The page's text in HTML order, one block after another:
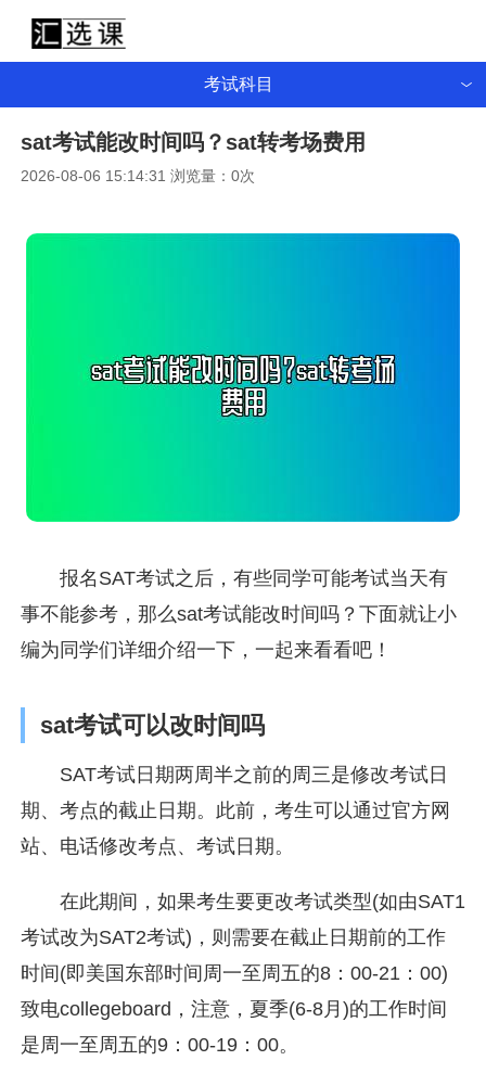
考试科目
sat考试能改时间吗？sat转考场费用
2026-08-06 15:14:31 浏览量：0次
报名SAT考试之后，有些同学可能考试当天有
事不能参考，那么sat考试能改时间吗？下面就让小
编为同学们详细介绍一下，一起来看看吧！
sat考试可以改时间吗
SAT考试日期两周半之前的周三是修改考试日
期、考点的截止日期。此前，考生可以通过官方网
站、电话修改考点、考试日期。
在此期间，如果考生要更改考试类型(如由SAT1
考试改为SAT2考试)，则需要在截止日期前的工作
时间(即美国东部时间周一至周五的8：00-21：00)
致电collegeboard，注意，夏季(6-8月)的工作时间
是周一至周五的9：00-19：00。